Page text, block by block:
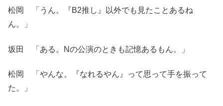
松岡 「うん。『B2推し』以外でも見たことあるね
ん。」
坂田 「ある。Nの公演のときも記憶あるもん。」
松岡 「やんな。『なれるやん』って思って手を振って
た。」